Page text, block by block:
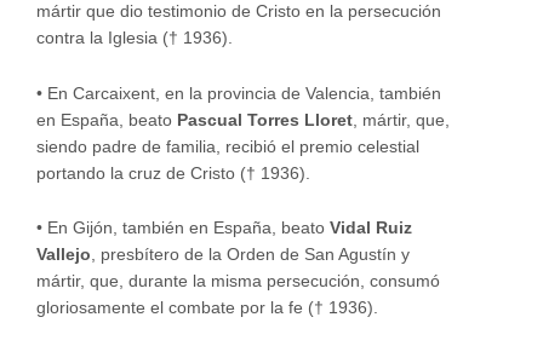
mártir que dio testimonio de Cristo en la persecución
contra la Iglesia († 1936).
• En Carcaixent, en la provincia de Valencia, también
en España, beato Pascual Torres Lloret , mártir, que,
siendo padre de familia, recibió el premio celestial
portando la cruz de Cristo († 1936).
• En Gijón, también en España, beato Vidal Ruiz
Vallejo, presbítero de la Orden de San Agustín y
mártir, que, durante la misma persecución, consumó
gloriosamente el combate por la fe († 1936).